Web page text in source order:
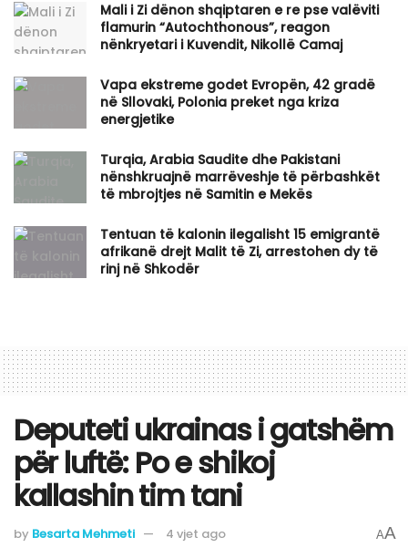
​Mali i Zi dënon shqiptaren e re pse valëviti
flamurin “Autochthonous”, reagon
nënkryetari i Kuvendit, Nikollë Camaj
Vapa ekstreme godet Evropën, 42 gradë
në Sllovaki, Polonia preket nga kriza
energjetike
Turqia, Arabia Saudite dhe Pakistani
nënshkruajnë marrëveshje të përbashkët
të mbrojtjes në Samitin e Mekës
Tentuan të kalonin ilegalisht 15 emigrantë
afrikanë drejt Malit të Zi, arrestohen dy të
rinj në Shkodër
Deputeti ukrainas i gatshëm
për luftë: Po e shikoj
kallashin tim tani
by Besarta Mehmeti 4 vjet ago AA